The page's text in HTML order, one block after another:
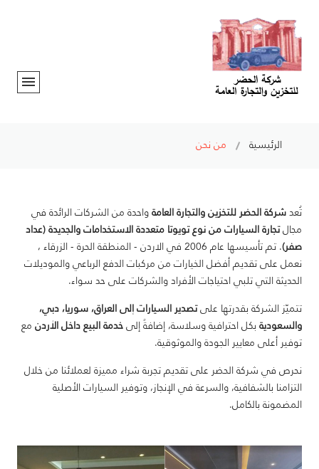
الرئيسية من نحن
تُعد شركة الحضر للتخزين والتجارة العامة واحدة من الشركات الرائدة في
مجالتجارة السيارات من نوع تويوتا متعددة الاستخدامات والجديدة (عداد
صفر)
. تم تأسيسها عام 2006 في الاردن - المنطقة الحرة - الزرقاء ،
نعمل على تقديم أفضل الخيارات من مركبات الدفع الرباعي والموديلات
الحديثة التي تلبي احتياجات الأفراد والشركات على حد سواء.
تتميّز الشركة بقدرتها علىتصدير السيارات إلى العراق، سوريا، دبي،
والسعودية بكل احترافية وسلاسة، إضافةً إلى خدمة البيع داخل الأردن مع
توفير أعلى معايير الجودة والموثوقية.
نحرص في شركة الحضر على تقديم تجربة شراء مميزة لعملائنا من خلال
التزامنا بالشفافية، والسرعة في الإنجاز، وتوفير السيارات الأصلية
المضمونة بالكامل.